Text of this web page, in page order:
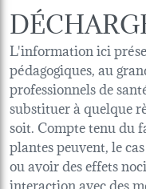
L'information ici
pédagogiques, au
professionnels de
substituer à quelque
soit. Compte tenu du
plantes peuvent, le
ou avoir des effets
interaction avec des